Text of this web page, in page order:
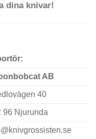
dina knivar!
AB
40
96 Njurunda